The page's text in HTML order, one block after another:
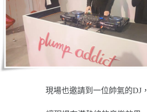
現場也邀請到一位帥氣的DJ，